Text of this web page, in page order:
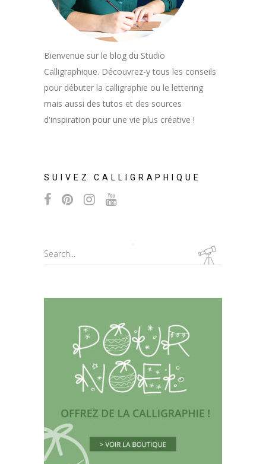
Bienvenue sur le blog du Studio
Calligraphique. Découvrez-y tous les conseils
pour débuter la calligraphie ou le lettering
mais aussi des tutos et des sources
d'inspiration pour une vie plus créative !
SUIVEZ CALLIGRAPHIQUE
Search